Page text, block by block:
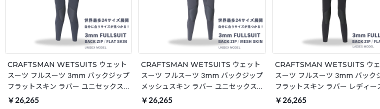
CRAFTSMAN WETSUITS ウェット
スーツ フルスーツ 3mm バックジップ
フラットスキン ラバー ユニセックス
日本製 サーフィン 春秋冬用
￥26,265
CRAFTSMAN WETSUITS ウェット
スーツ フルスーツ 3mm バックジップ
メッシュスキン ラバー ユニセックス
日本製 サーフィン 春秋冬用
￥26,265
CRAFTSMAN WETSUITS ウ
スーツ フルスーツ 3mm バック
フラットスキン ラバー レディー
本製 サーフィン 春秋冬用
￥26,265